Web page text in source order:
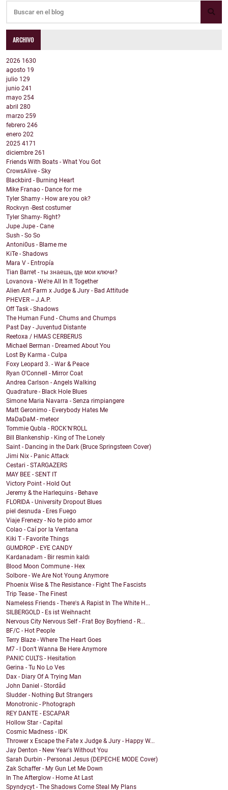
ARCHIVO
2026 1630
agosto 19
julio 129
junio 241
mayo 254
abril 280
marzo 259
febrero 246
enero 202
2025 4171
diciembre 261
Friends With Boats - What You Got
CrowsAlive - Sky
Blackbird - Burning Heart
Mike Franao - Dance for me
Tyler Shamy - How are you ok?
Rockvyn -Best costumer
Tyler Shamy- Right?
Jupe Jupe - Cane
Sush - So So
Antoni0us - Blame me
KiTe - Shadows
Mara V - Entropía
Tian Barret - ты знаешь, где мои ключи?
Lovanova - We're All In It Together
Alien Ant Farm x Judge & Jury - Bad Attitude
PHEVER -- J.A.P.
Off Task - Shadows
The Human Fund - Chums and Chumps
Past Day - Juventud Distante
Reetoxa / HMAS CERBERUS
Michael Berman - Dreamed About You
Lost By Karma - Culpa
Foxy Leopard 3. - War & Peace
Ryan O'Connell - Mirror Coat
Andrea Carlson - Angels Walking
Quadrature - Black Hole Blues
Simone Maria Navarra - Senza rimpiangere
Matt Geronimo - Everybody Hates Me
MaDaDaM - meteor
Tommie Qubla - ROCK'N'ROLL
Bill Blankenship - King of The Lonely
Saint - Dancing in the Dark (Bruce Springsteen Cover)
Jimi Nix - Panic Attack
Cestari - STARGAZERS
MAY BEE - SENT IT
Victory Point - Hold Out
Jeremy & the Harlequins - Behave
FLORIDA - University Dropout Blues
piel desnuda - Eres Fuego
Viaje Frenezy - No te pido amor
Colao - Caí por la Ventana
Kiki T - Favorite Things
GUMDROP - EYE CANDY
Kardanadam - Bir resmin kaldı
Blood Moon Commune - Hex
Solbore - We Are Not Young Anymore
Phoenix Wise & The Resistance - Fight The Fascists
Trip Tease - The Finest
Nameless Friends - There's A Rapist In The White H...
SILBERGOLD - Es ist Weihnacht
Nervous City Nervous Self - Frat Boy Boyfriend - R...
BF/C - Hot People
Terry Blaze - Where The Heart Goes
M7 - I Don’t Wanna Be Here Anymore
PANIC CULTS - Hesitation
Gerina - Tu No Lo Ves
Dax - Diary Of A Trying Man
John Daniel - Stordåd
Sludder - Nothing But Strangers
Monotronic - Photograph
REY DANTE - ESCAPAR
Hollow Star - Capital
Cosmic Madness - IDK
Thrower x Escape the Fate x Judge & Jury - Happy W...
Jay Denton - New Year's Without You
Sarah Durbin - Personal Jesus (DEPECHE MODE Cover)
Zak Schaffer - My Gun Let Me Down
In The Afterglow - Home At Last
Spyndycyt - The Shadows Come Steal My Plans